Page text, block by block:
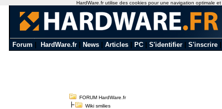
Forum HardWare.fr News Articles PC S'identifier S'inscrire
FORUM HardWare.fr
Wiki smilies
HardWare.fr utilise des cookies pour une navigation optimale